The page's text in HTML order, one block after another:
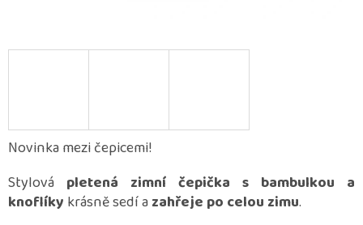
Novinka mezi čepicemi!
Stylová pletená zimní čepička s bambulkou a
knoflíky krásně sedí azahřeje po celou zimu.